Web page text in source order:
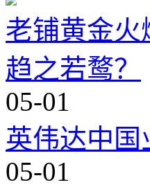
老铺黄金
趋之若鹜？
05-01
英伟达中
05-01